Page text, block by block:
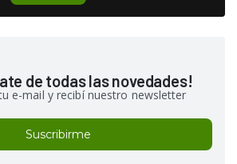
de todas las novedades!
e-mail y recibí nuestro newsletter
Suscribirme